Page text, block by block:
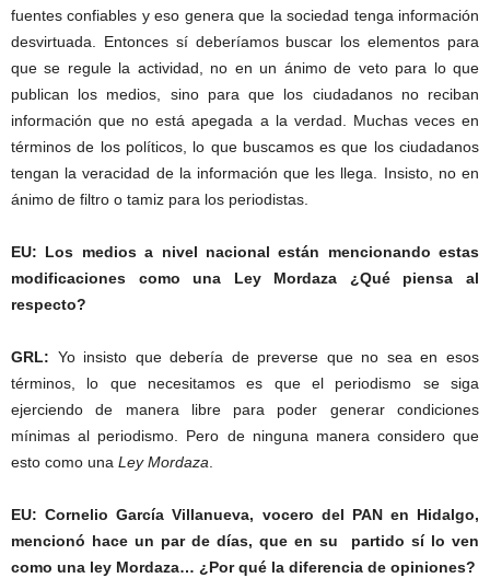
fuentes confiables y eso genera que la sociedad tenga información
desvirtuada. Entonces sí deberíamos buscar los elementos para
que se regule la actividad, no en un ánimo de veto para lo que
publican los medios, sino para que los ciudadanos no reciban
información que no está apegada a la verdad. Muchas veces en
términos de los políticos, lo que buscamos es que los ciudadanos
tengan la veracidad de la información que les llega. Insisto, no en
ánimo de filtro o tamiz para los periodistas.
EU: Los medios a nivel nacional están mencionando estas
modificaciones como una Ley Mordaza ¿Qué piensa al
respecto?
GRL: Yo insisto que debería de preverse que no sea en esos
términos, lo que necesitamos es que el periodismo se siga
ejerciendo de manera libre para poder generar condiciones
mínimas al periodismo. Pero de ninguna manera considero que
esto como una Ley Mordaza
EU: Cornelio García Villanueva, vocero del PAN en Hidalgo,
mencionó hace un par de días, que en su partido sí lo ven
como una ley Mordaza… ¿Por qué la diferencia de opiniones?